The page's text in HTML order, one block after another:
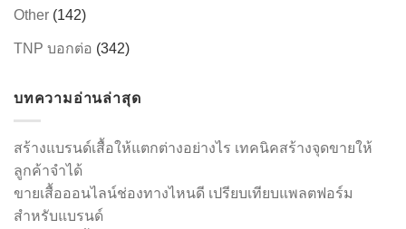
Other (142)
TNP บอกต่อ (342)
บทความอ่านล่าสุด
สร้างแบรนด์เสื้อให้แตกต่างอย่างไร เทคนิคสร้างจุดขายให้
ลูกค้าจำได้
ขายเสื้อออนไลน์ช่องทางไหนดี เปรียบเทียบแพลตฟอร์ม
สำหรับแบรนด์